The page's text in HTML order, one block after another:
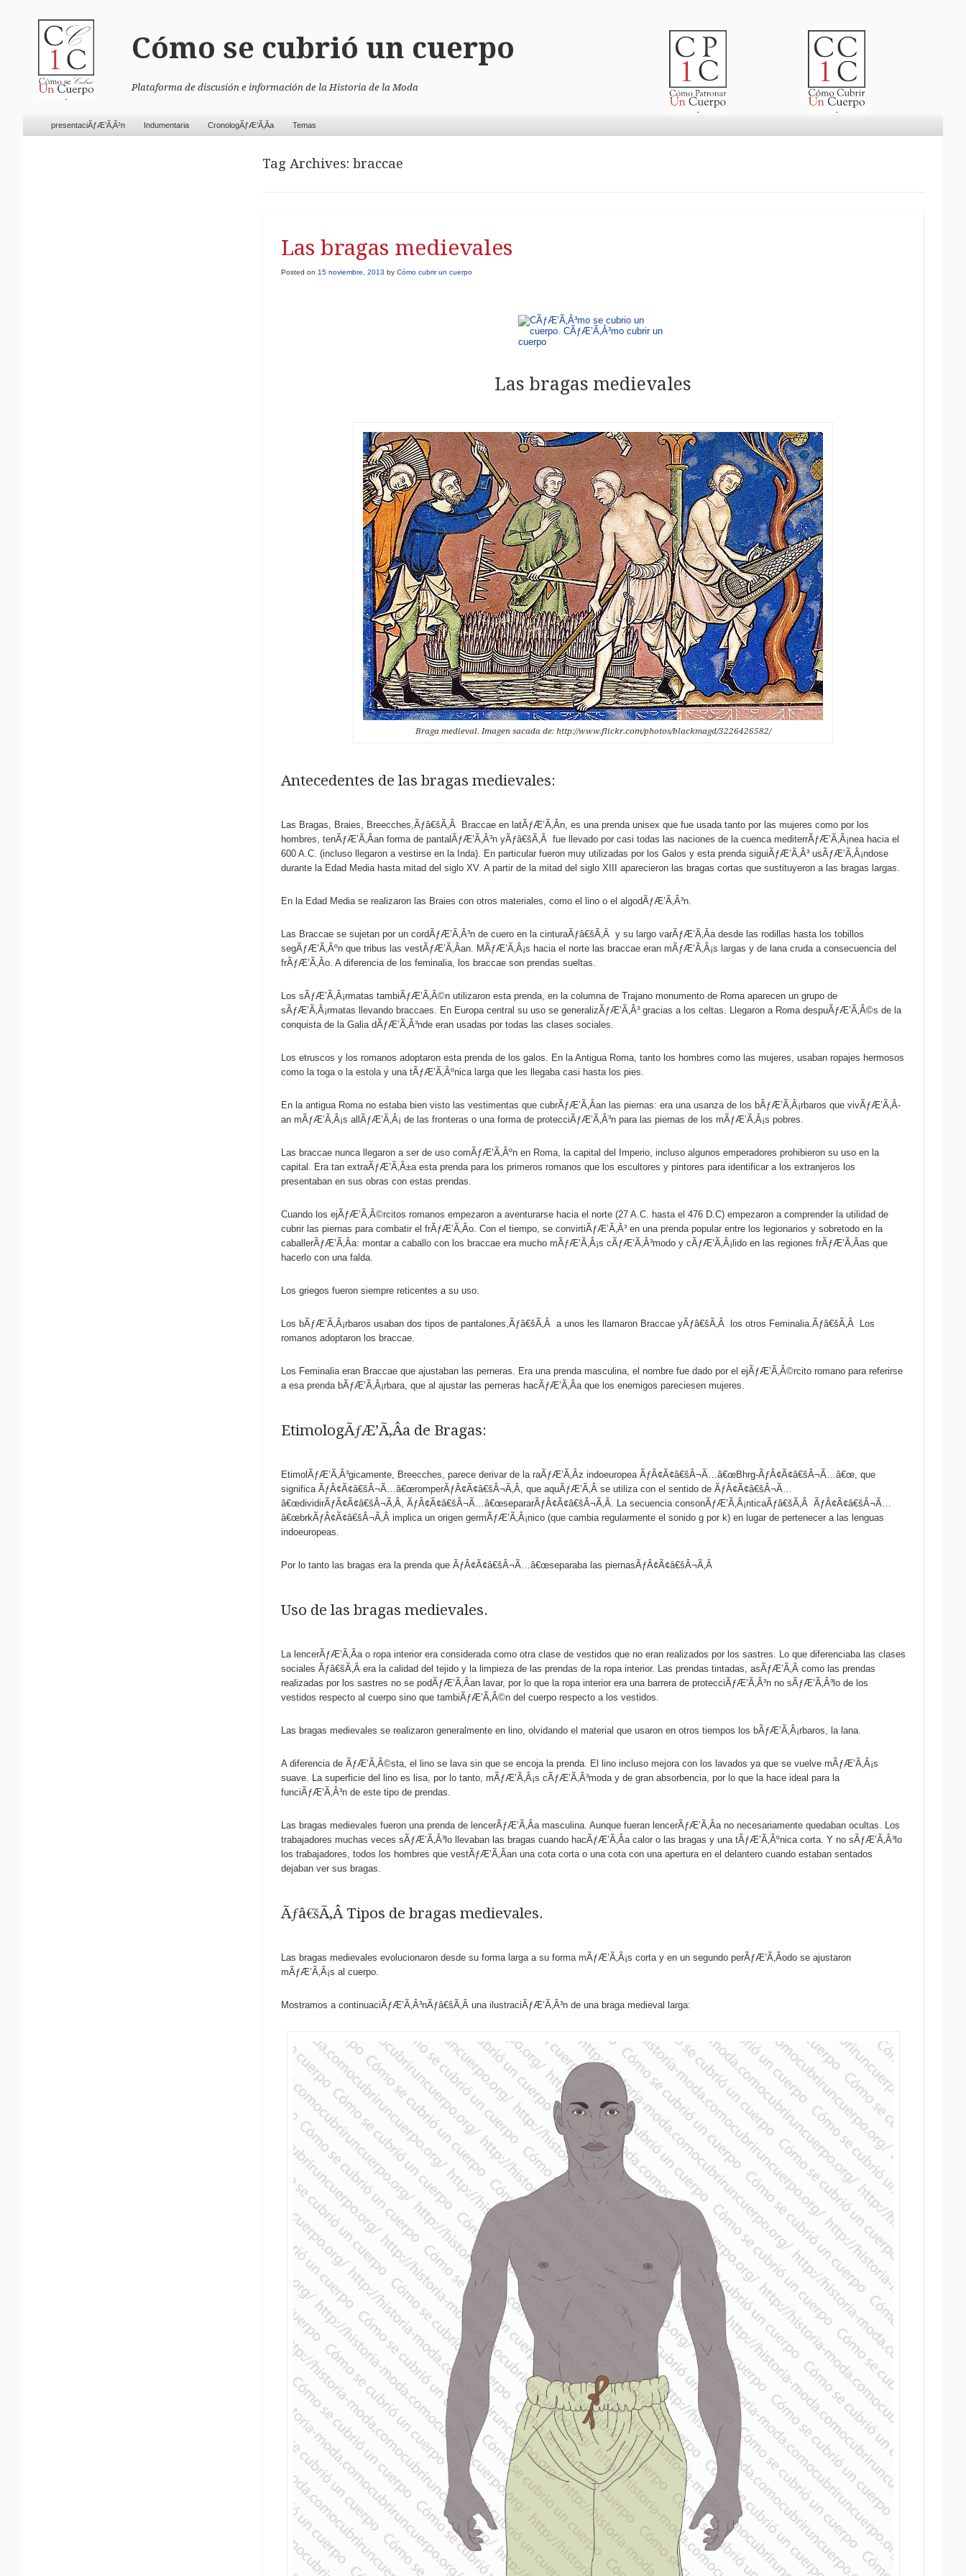
Cómo se cubrió un cuerpo
Plataforma de discusión e información de la Historia de la Moda
Menu
Skip to content
presentaciÃƒÆ’Ã‚Â³n Indumentaria CronologÃƒÆ’Ã‚Â­a Temas
Tag Archives: braccae
Las bragas medievales
Posted on 15 noviembre, 2013 by Cómo cubrir un cuerpo
Las bragas medievales
Braga medieval. Imagen sacada de: http://www.flickr.com/photos/blackmagd/3226426582/
Antecedentes de las bragas medievales:
Las Bragas, Braies, Breecches,Ãƒâ€šÃ‚Â Braccae en latÃƒÆ’Ã‚Â­n, es una prenda unisex que fue usada tanto por las mujeres como por los
hombres, tenÃƒÆ’Ã‚Â­an forma de pantalÃƒÆ’Ã‚Â³n yÃƒâ€šÃ‚Â fue llevado por casi todas las naciones de la cuenca mediterrÃƒÆ’Ã‚Â¡nea hacia el
600 A.C. (incluso llegaron a vestirse en la Inda). En particular fueron muy utilizadas por los Galos y esta prenda siguiÃƒÆ’Ã‚Â³ usÃƒÆ’Ã‚Â¡ndose
durante la Edad Media hasta mitad del siglo XV. A partir de la mitad del siglo XIII aparecieron las bragas cortas que sustituyeron a las bragas largas.
En la Edad Media se realizaron las Braies con otros materiales, como el lino o el algodÃƒÆ’Ã‚Â³n.
Las Braccae se sujetan por un cordÃƒÆ’Ã‚Â³n de cuero en la cinturaÃƒâ€šÃ‚Â y su largo varÃƒÆ’Ã‚Â­a desde las rodillas hasta los tobillos
segÃƒÆ’Ã‚Âºn que tribus las vestÃƒÆ’Ã‚Â­an. MÃƒÆ’Ã‚Â¡s hacia el norte las braccae eran mÃƒÆ’Ã‚Â¡s largas y de lana cruda a consecuencia del
frÃƒÆ’Ã‚Â­o. A diferencia de los feminalia, los braccae son prendas sueltas.
Los sÃƒÆ’Ã‚Â¡rmatas tambiÃƒÆ’Ã‚Â©n utilizaron esta prenda, en la columna de Trajano monumento de Roma aparecen un grupo de
sÃƒÆ’Ã‚Â¡rmatas llevando braccaes. En Europa central su uso se generalizÃƒÆ’Ã‚Â³ gracias a los celtas. Llegaron a Roma despuÃƒÆ’Ã‚Â©s de la
conquista de la Galia dÃƒÆ’Ã‚Â³nde eran usadas por todas las clases sociales.
Los etruscos y los romanos adoptaron esta prenda de los galos. En la Antigua Roma, tanto los hombres como las mujeres, usaban ropajes hermosos
como la toga o la estola y una tÃƒÆ’Ã‚Âºnica larga que les llegaba casi hasta los pies.
En la antigua Roma no estaba bien visto las vestimentas que cubrÃƒÆ’Ã‚Â­an las piernas: era una usanza de los bÃƒÆ’Ã‚Â¡rbaros que vivÃƒÆ’Ã‚Â­
an mÃƒÆ’Ã‚Â¡s allÃƒÆ’Ã‚Â¡ de las fronteras o una forma de protecciÃƒÆ’Ã‚Â³n para las piernas de los mÃƒÆ’Ã‚Â¡s pobres.
Las braccae nunca llegaron a ser de uso comÃƒÆ’Ã‚Âºn en Roma, la capital del Imperio, incluso algunos emperadores prohibieron su uso en la
capital. Era tan extraÃƒÆ’Ã‚Â±a esta prenda para los primeros romanos que los escultores y pintores para identificar a los extranjeros los
presentaban en sus obras con estas prendas.
Cuando los ejÃƒÆ’Ã‚Â©rcitos romanos empezaron a aventurarse hacia el norte (27 A.C. hasta el 476 D.C) empezaron a comprender la utilidad de
cubrir las piernas para combatir el frÃƒÆ’Ã‚Â­o. Con el tiempo, se convirtiÃƒÆ’Ã‚Â³ en una prenda popular entre los legionarios y sobretodo en la
caballerÃƒÆ’Ã‚Â­a: montar a caballo con los braccae era mucho mÃƒÆ’Ã‚Â¡s cÃƒÆ’Ã‚Â³modo y cÃƒÆ’Ã‚Â¡lido en las regiones frÃƒÆ’Ã‚Â­as que
hacerlo con una falda.
Los griegos fueron siempre reticentes a su uso.
Los bÃƒÆ’Ã‚Â¡rbaros usaban dos tipos de pantalones,Ãƒâ€šÃ‚Â a unos les llamaron Braccae yÃƒâ€šÃ‚Â los otros Feminalia.Ãƒâ€šÃ‚Â Los
romanos adoptaron los braccae.
Los Feminalia eran Braccae que ajustaban las perneras. Era una prenda masculina, el nombre fue dado por el ejÃƒÆ’Ã‚Â©rcito romano para referirse
a esa prenda bÃƒÆ’Ã‚Â¡rbara, que al ajustar las perneras hacÃƒÆ’Ã‚Â­a que los enemigos pareciesen mujeres.
EtimologÃƒÆ’Ã‚Â­a de Bragas:
EtimolÃƒÆ’Ã‚Â³gicamente, Breecches, parece derivar de la raÃƒÆ’Ã‚Â­z indoeuropea ÃƒÂ¢Ã¢â€šÂ¬Ã…â€œBhrg-ÃƒÂ¢Ã¢â€šÂ¬Ã…â€œ, que
significa ÃƒÂ¢Ã¢â€šÂ¬Ã…â€œromperÃƒÂ¢Ã¢â€šÂ¬Ã‚Â, que aquÃƒÆ’Ã‚Â­ se utiliza con el sentido de ÃƒÂ¢Ã¢â€šÂ¬Ã…
â€œdividirÃƒÂ¢Ã¢â€šÂ¬Ã‚Â, ÃƒÂ¢Ã¢â€šÂ¬Ã…â€œsepararÃƒÂ¢Ã¢â€šÂ¬Ã‚Â. La secuencia consonÃƒÆ’Ã‚Â¡nticaÃƒâ€šÃ‚Â ÃƒÂ¢Ã¢â€šÂ¬Ã…
â€œbrkÃƒÂ¢Ã¢â€šÂ¬Ã‚Â implica un origen germÃƒÆ’Ã‚Â¡nico (que cambia regularmente el sonido g por k) en lugar de pertenecer a las lenguas
indoeuropeas.
Por lo tanto las bragas era la prenda que ÃƒÂ¢Ã¢â€šÂ¬Ã…â€œseparaba las piernasÃƒÂ¢Ã¢â€šÂ¬Ã‚Â
Uso de las bragas medievales.
La lencerÃƒÆ’Ã‚Â­a o ropa interior era considerada como otra clase de vestidos que no eran realizados por los sastres. Lo que diferenciaba las clases
sociales Ãƒâ€šÃ‚Â era la calidad del tejido y la limpieza de las prendas de la ropa interior. Las prendas tintadas, asÃƒÆ’Ã‚Â­ como las prendas
realizadas por los sastres no se podÃƒÆ’Ã‚Â­an lavar, por lo que la ropa interior era una barrera de protecciÃƒÆ’Ã‚Â³n no sÃƒÆ’Ã‚Â³lo de los
vestidos respecto al cuerpo sino que tambiÃƒÆ’Ã‚Â©n del cuerpo respecto a los vestidos.
Las bragas medievales se realizaron generalmente en lino, olvidando el material que usaron en otros tiempos los bÃƒÆ’Ã‚Â¡rbaros, la lana.
A diferencia de ÃƒÆ’Ã‚Â©sta, el lino se lava sin que se encoja la prenda. El lino incluso mejora con los lavados ya que se vuelve mÃƒÆ’Ã‚Â¡s
suave. La superficie del lino es lisa, por lo tanto, mÃƒÆ’Ã‚Â¡s cÃƒÆ’Ã‚Â³moda y de gran absorbencia, por lo que la hace ideal para la
funciÃƒÆ’Ã‚Â³n de este tipo de prendas.
Las bragas medievales fueron una prenda de lencerÃƒÆ’Ã‚Â­a masculina. Aunque fueran lencerÃƒÆ’Ã‚Â­a no necesariamente quedaban ocultas. Los
trabajadores muchas veces sÃƒÆ’Ã‚Â³lo llevaban las bragas cuando hacÃƒÆ’Ã‚Â­a calor o las bragas y una tÃƒÆ’Ã‚Âºnica corta. Y no sÃƒÆ’Ã‚Â³lo
los trabajadores, todos los hombres que vestÃƒÆ’Ã‚Â­an una cota corta o una cota con una apertura en el delantero cuando estaban sentados
dejaban ver sus bragas.
Ãƒâ€šÃ‚Â Tipos de bragas medievales.
Las bragas medievales evolucionaron desde su forma larga a su forma mÃƒÆ’Ã‚Â¡s corta y en un segundo perÃƒÆ’Ã‚Â­odo se ajustaron
mÃƒÆ’Ã‚Â¡s al cuerpo.
Mostramos a continuaciÃƒÆ’Ã‚Â³nÃƒâ€šÃ‚Â una ilustraciÃƒÆ’Ã‚Â³n de una braga medieval larga: